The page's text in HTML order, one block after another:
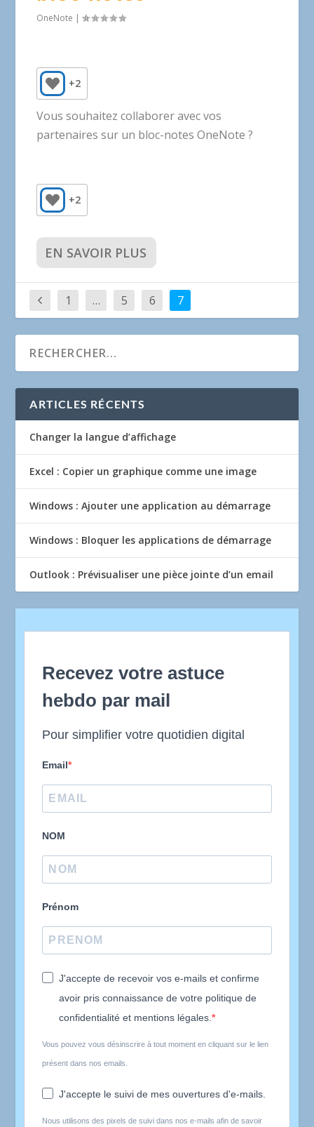
OneNote |
+2
Vous souhaitez collaborer avec vos
partenaires sur un bloc-notes OneNote ?
+2
EN SAVOIR PLUS
1 … 5 6 7
ARTICLES RÉCENTS
Changer la langue d’affichage
Excel : Copier un graphique comme une image
Windows : Ajouter une application au démarrage
Windows : Bloquer les applications de démarrage
Outlook : Prévisualiser une pièce jointe d’un email
Recevez votre astuce
hebdo par mail
Pour simplifier votre quotidien digital
Email
NOM
Prénom
J'accepte de recevoir vos e-mails et confirme
avoir pris connaissance de votre politique de
confidentialité et mentions légales.
Vous pouvez vous désinscrire à tout moment en cliquant sur le lien
présent dans nos emails.
J'accepte le suivi de mes ouvertures d'e-mails.
Nous utilisons des pixels de suivi dans nos e-mails afin de savoir